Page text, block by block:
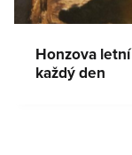
Honzova
každý den